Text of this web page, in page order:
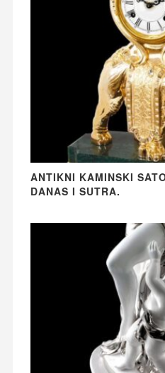
ANTIKNI KAMINSKI
DANAS I SUTRA.